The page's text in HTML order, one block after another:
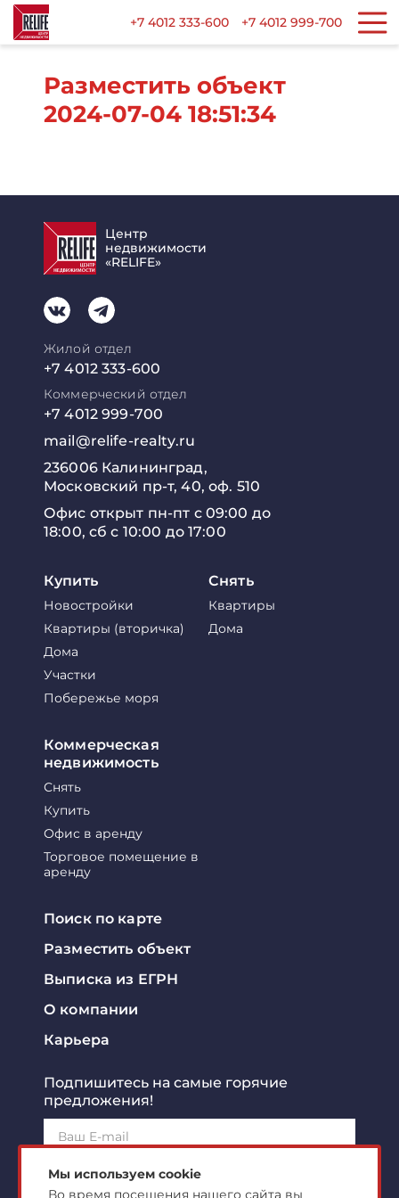
+7 4012 333-600 +7 4012 999-700
Разместить объект
2024-07-04 18:51:34
Центр
недвижимости
«RELIFE»
Жилой отдел
+7 4012 333-600
Коммерческий отдел
+7 4012 999-700
mail@relife-realty.ru
236006 Калининград,
Московский пр-т, 40, оф. 510
Офис открыт пн-пт с 09:00 до
18:00, сб с 10:00 до 17:00
Купить
Новостройки
Квартиры (вторичка)
Дома
Участки
Побережье моря
Снять
Квартиры
Дома
Коммерческая
недвижимость
Снять
Купить
Офис в аренду
Торговое помещение в
аренду
Поиск по карте
Разместить объект
Выписка из ЕГРН
О компании
Карьера
Подпишитесь на самые горячие
предложения!
Подписаться!
Мы используем cookie
Во время посещения нашего сайта вы